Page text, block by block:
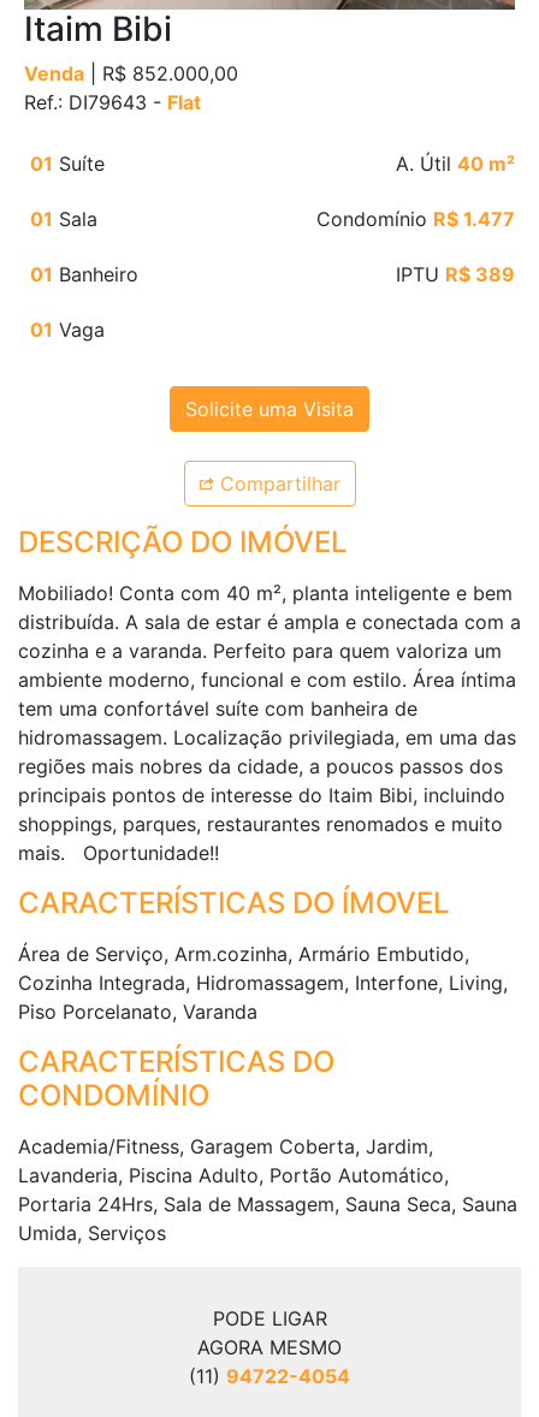
Itaim Bibi
Venda | R$ 852.000,00
Ref.: DI79643 - Flat
01 Suíte
01 Sala
01 Banheiro
01 Vaga
A. Útil 40 m²
Condomínio R$ 1.477
IPTU R$ 389
Solicite uma Visita
Compartilhar
PODE LIGAR
AGORA MESMO
(11) 94722-4054
DESCRIÇÃO DO IMÓVEL
Mobiliado! Conta com 40 m², planta inteligente e bem
distribuída. A sala de estar é ampla e conectada com a
cozinha e a varanda. Perfeito para quem valoriza um
ambiente moderno, funcional e com estilo. Área íntima
tem uma confortável suíte com banheira de
hidromassagem. Localização privilegiada, em uma das
regiões mais nobres da cidade, a poucos passos dos
principais pontos de interesse do Itaim Bibi, incluindo
shoppings, parques, restaurantes renomados e muito
mais. Oportunidade!!
CARACTERÍSTICAS DO ÍMOVEL
Área de Serviço, Arm.cozinha, Armário Embutido,
Cozinha Integrada, Hidromassagem, Interfone, Living,
Piso Porcelanato, Varanda
CARACTERÍSTICAS DO
CONDOMÍNIO
Academia/Fitness, Garagem Coberta, Jardim,
Lavanderia, Piscina Adulto, Portão Automático,
Portaria 24Hrs, Sala de Massagem, Sauna Seca, Sauna
Umida, Serviços